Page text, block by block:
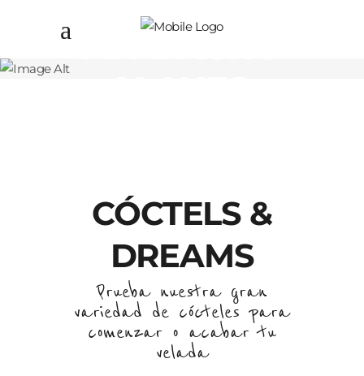
APAPACHO
CÓCTELS &
DREAMS
Prueba nuestra gran
variedad de cócteles para
comenzar o acabar tu
velada